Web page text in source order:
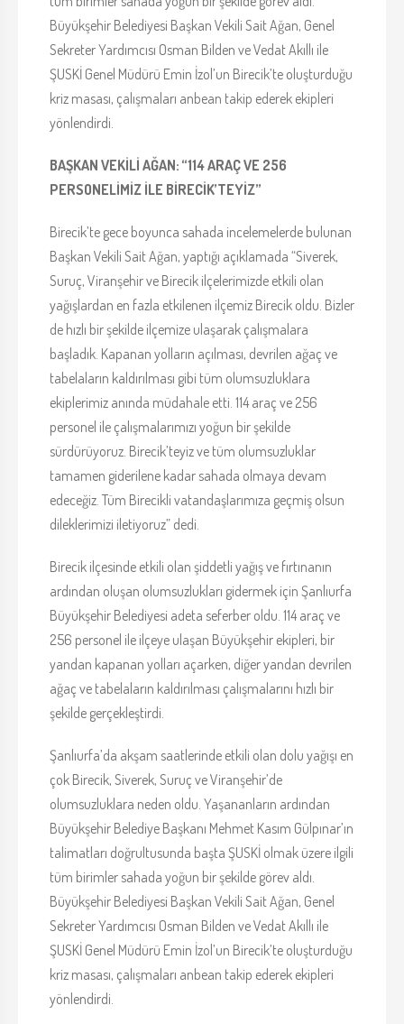
Büyükşehir Belediyesi Başkan Vekili Sait Ağan, Genel
Sekreter Yardımcısı Osman Bilden ve Vedat Akıllı ile
ŞUSKİ Genel Müdürü Emin İzol’un Birecik’te oluşturduğu
kriz masası, çalışmaları anbean takip ederek ekipleri
yönlendirdi.
BAŞKAN VEKİLİ AĞAN: “114 ARAÇ VE 256
PERSONELİMİZ İLE BİRECİK’TEYİZ”
Birecik’te gece boyunca sahada incelemelerde bulunan
Başkan Vekili Sait Ağan, yaptığı açıklamada “Siverek,
Suruç, Viranşehir ve Birecik ilçelerimizde etkili olan
yağışlardan en fazla etkilenen ilçemiz Birecik oldu. Bizler
de hızlı bir şekilde ilçemize ulaşarak çalışmalara
başladık. Kapanan yolların açılması, devrilen ağaç ve
tabelaların kaldırılması gibi tüm olumsuzluklara
ekiplerimiz anında müdahale etti. 114 araç ve 256
personel ile çalışmalarımızı yoğun bir şekilde
sürdürüyoruz. Birecik’teyiz ve tüm olumsuzluklar
tamamen giderilene kadar sahada olmaya devam
edeceğiz. Tüm Birecikli vatandaşlarımıza geçmiş olsun
dileklerimizi iletiyoruz” dedi.
Birecik ilçesinde etkili olan şiddetli yağış ve fırtınanın
ardından oluşan olumsuzlukları gidermek için Şanlıurfa
Büyükşehir Belediyesi adeta seferber oldu. 114 araç ve
256 personel ile ilçeye ulaşan Büyükşehir ekipleri, bir
yandan kapanan yolları açarken, diğer yandan devrilen
ağaç ve tabelaların kaldırılması çalışmalarını hızlı bir
şekilde gerçekleştirdi.
Şanlıurfa’da akşam saatlerinde etkili olan dolu yağışı en
çok Birecik, Siverek, Suruç ve Viranşehir’de
olumsuzluklara neden oldu. Yaşananların ardından
Büyükşehir Belediye Başkanı Mehmet Kasım Gülpınar’ın
talimatları doğrultusunda başta ŞUSKİ olmak üzere ilgili
tüm birimler sahada yoğun bir şekilde görev aldı.
Büyükşehir Belediyesi Başkan Vekili Sait Ağan, Genel
Sekreter Yardımcısı Osman Bilden ve Vedat Akıllı ile
ŞUSKİ Genel Müdürü Emin İzol’un Birecik’te oluşturduğu
kriz masası, çalışmaları anbean takip ederek ekipleri
yönlendirdi.